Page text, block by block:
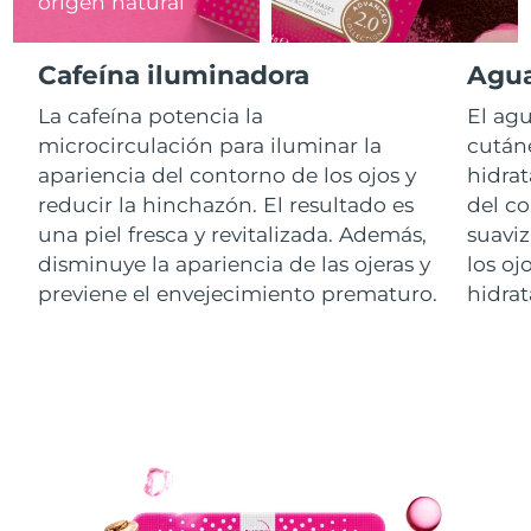
Cafeína iluminadora
La cafeína potencia la
microcirculación para iluminar la
apariencia del contorno de los ojos y
reducir la hinchazón. El resultado es
una piel fresca y revitalizada. Además,
disminuye la apariencia de las ojeras y
previene el envejecimiento prematuro.
El
del
los
(China)
Entrega prevista 8/10/26
Malasia Entrega prevista
Malta Entrega prevista
México Entrega prevista 8/12/26
Mónaco Entrega prevista 8/9/26
Entrega prevista8/11/26